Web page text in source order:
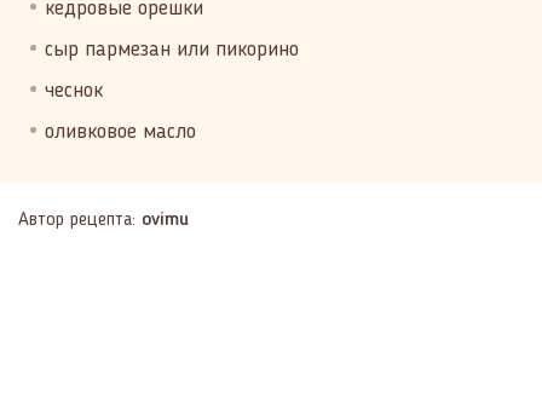
кедровые орешки
сыр пармезан или пикорино
чеснок
оливковое масло
Автор рецепта: ovimu